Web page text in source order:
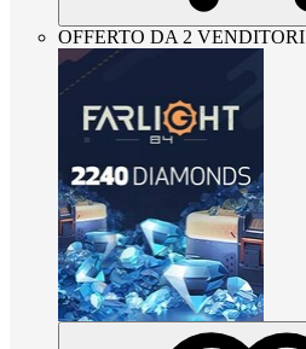
OFFERTO DA 2 VENDITORI